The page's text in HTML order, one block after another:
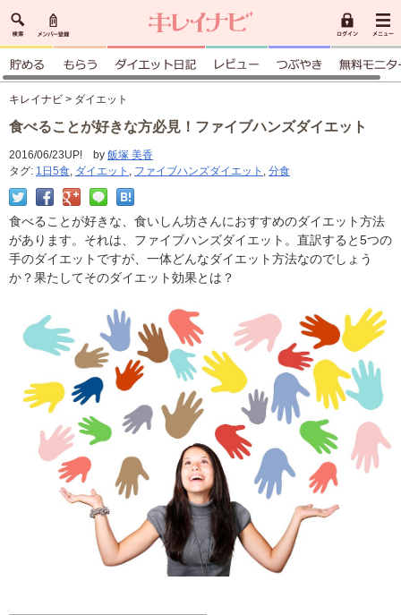
キレイナビ > ダイエット
食べることが好きな方必見！ファイブハンズダイエット
2016/06/23UP! by 飯塚 美香
タグ: 1日5食, ダイエット , ファイブハンズダイエット , 分食
食べることが好きな、食いしん坊さんにおすすめのダイエット方法
があります。それは、ファイブハンズダイエット。直訳すると5つの
手のダイエットですが、一体どんなダイエット方法なのでしょう
か？果たしてそのダイエット効果とは？